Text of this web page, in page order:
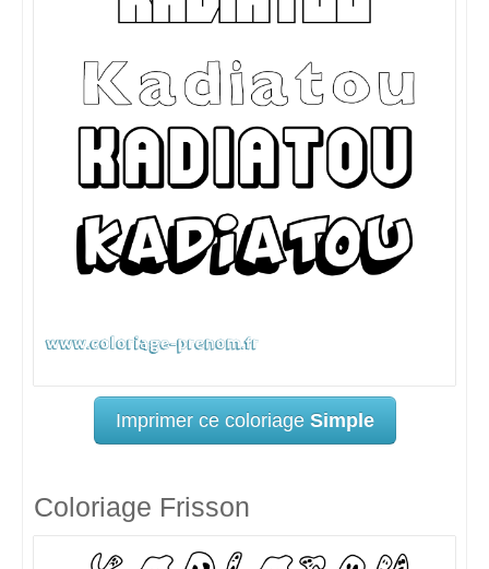
Imprimer ce coloriage Simple
Coloriage Frisson